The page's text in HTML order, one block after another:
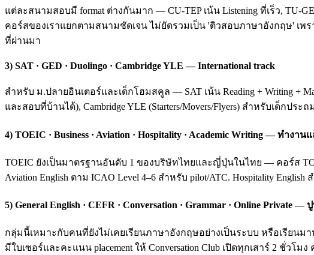
แต่ละสนามสอบมี format ต่างกันมาก — CU-TEP เน้น Listening ที่เร็ว, TU-
คอร์สของเราแยกตามสนามชัดเจน ไม่ยัดรวมเป็น 'ติวสอบภาษาอังกฤษ' เพร
ที่ผ่านมา
3) SAT · GED · Duolingo · Cambridge YLE — International track
สำหรับ ม.ปลายอินเตอร์และเด็กโฮมสคูล — SAT เน้น Reading + Writing +
และสอบที่บ้านได้), Cambridge YLE (Starters/Movers/Flyers) สำหรับเด็กประ
4) TOEIC · Business · Aviation · Hospitality · Academic Writing — ทำงาน
TOEIC ยังเป็นมาตรฐานอันดับ 1 ของบริษัทไทยและญี่ปุ่นในไทย — คอร์ส
Aviation English ตาม ICAO Level 4–6 สำหรับ pilot/ATC. Hospitality
5) General English · CEFR · Conversation · Grammar · Online Private
กลุ่มนี้เหมาะกับคนที่ยังไม่เคยเรียนภาษาอังกฤษอย่างเป็นระบบ หรือเรียน
มีใบเซอร์และคะแนน placement ให้ Conversation Club เปิดทุกเสาร์ 2 ชั่ว